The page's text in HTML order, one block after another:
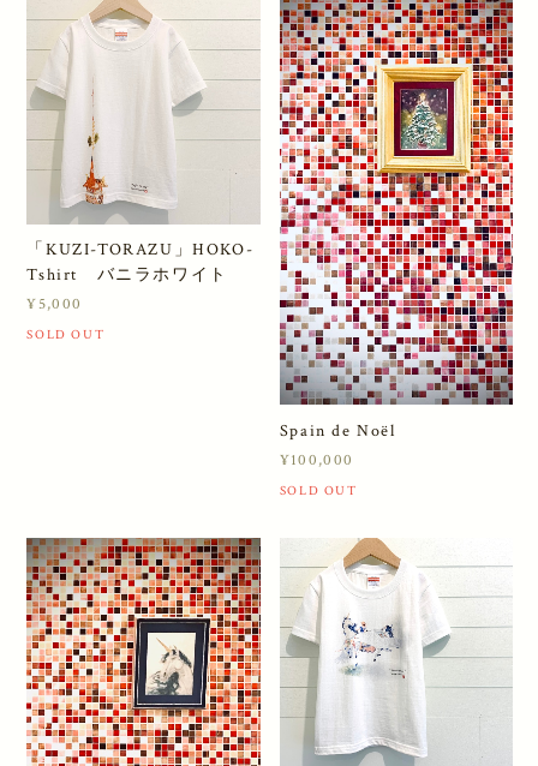
「KUZI-TORAZU」HOKO-
Tshirt バニラホワイト
¥5,000
SOLD OUT
Spain de Noël
¥100,000
SOLD OUT